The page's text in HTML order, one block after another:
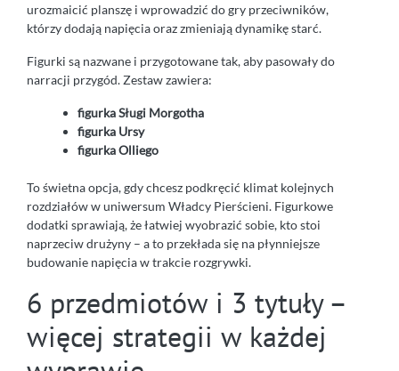
urozmaicić planszę i wprowadzić do gry przeciwników,
którzy dodają napięcia oraz zmieniają dynamikę starć.
Figurki są nazwane i przygotowane tak, aby pasowały do
narracji przygód. Zestaw zawiera:
figurka Sługi Morgotha
figurka Ursy
figurka Olliego
To świetna opcja, gdy chcesz podkręcić klimat kolejnych
rozdziałów w uniwersum Władcy Pierścieni. Figurkowe
dodatki sprawiają, że łatwiej wyobrazić sobie, kto stoi
naprzeciw drużyny – a to przekłada się na płynniejsze
budowanie napięcia w trakcie rozgrywki.
6 przedmiotów i 3 tytuły –
więcej strategii w każdej